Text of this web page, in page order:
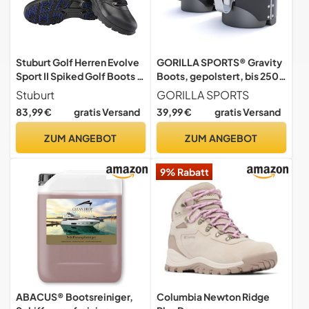
Stuburt Golf Herren Evolve
Sport II Spiked Golf Boots -
Schwarz - UK 10
Stuburt
83,99 € gratis Versand
ZUM ANGEBOT
GORILLA SPORTS® Gravity
Boots, gepolstert, bis 250
kg, für 30 mm Stangen
GORILLA SPORTS
39,99 € gratis Versand
ZUM ANGEBOT
ABACUS® Bootsreiniger,
9% Rabatt
Columbia Newton Ridge